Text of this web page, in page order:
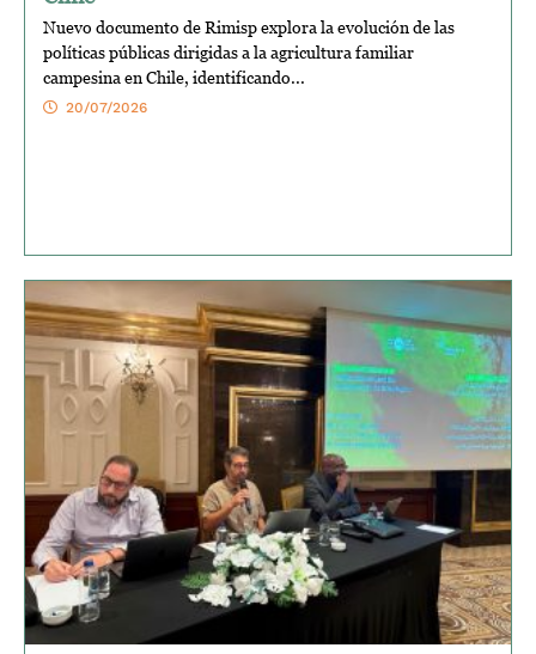
Nuevo documento de Rimisp explora la evolución de las
políticas públicas dirigidas a la agricultura familiar
campesina en Chile, identificando...
20/07/2026